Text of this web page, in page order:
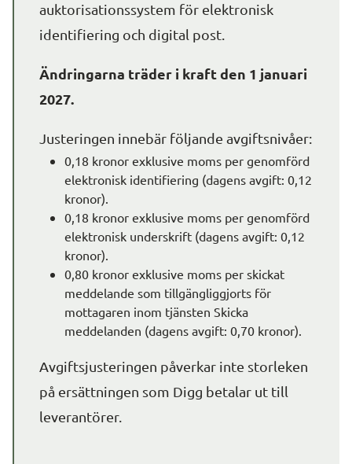
auktorisationssystem för elektronisk
identifiering och digital post.
Ändringarna träder i kraft den 1 januari
2027.
Justeringen innebär följande avgiftsnivåer:
0,18 kronor exklusive moms per genomförd
elektronisk identifiering (dagens avgift: 0,12
kronor).
0,18 kronor exklusive moms per genomförd
elektronisk underskrift (dagens avgift: 0,12
kronor).
0,80 kronor exklusive moms per skickat
meddelande som tillgängliggjorts för
mottagaren inom tjänsten Skicka
meddelanden (dagens avgift: 0,70 kronor).
Avgiftsjusteringen påverkar inte storleken
på ersättningen som Digg betalar ut till
leverantörer.